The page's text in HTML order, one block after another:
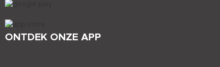
ONTDEK ONZE APP